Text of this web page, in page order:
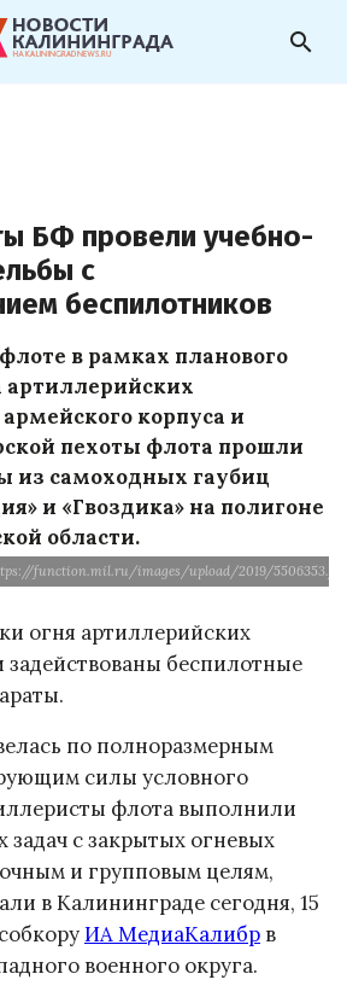
search
БФ провели учебно-
с
беспилотников
в рамках планового
артиллерийских
корпуса и
пехоты флота прошли
из самоходных гаубиц
и «Гвоздика» на полигоне
области.
function.mil.ru/images/upload/2019/5506353.jpg
огня артиллерийских
беспилотные
по полноразмерным
силы условного
флота выполнили
задач с закрытых огневых
и групповым целям,
в Калининграде сегодня, 15
ИА МедиаКалибр в
военного округа.